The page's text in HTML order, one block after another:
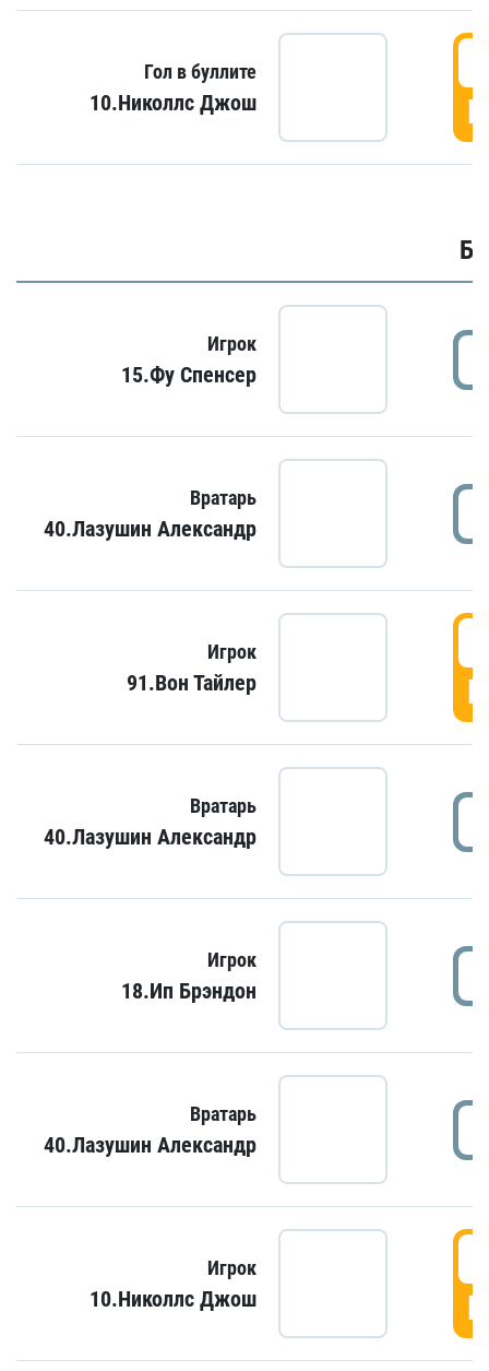
Гол в буллите
10.Николлс Джош
Игрок
15.Фу Спенсер
Вратарь
40.Лазушин Александр
Игрок
91.Вон Тайлер
Вратарь
40.Лазушин Александр
Игрок
18.Ип Брэндон
Вратарь
40.Лазушин Александр
Игрок
10.Николлс Джош